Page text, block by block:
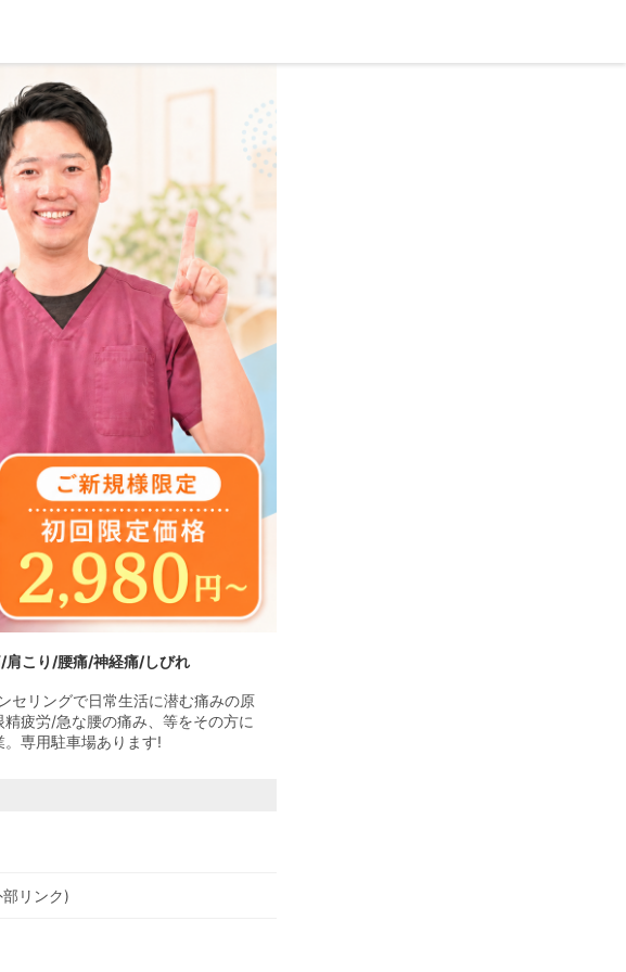
こり/腰痛/神経痛/しびれ
セリングで日常生活に潜む痛みの原
疲労/急な腰の痛み、等をその方に
専用駐車場あります!
部リンク)